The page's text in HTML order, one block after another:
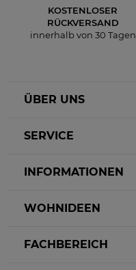
KOSTENLOSER
RÜCKVERSAND
innerhalb von 30 Tagen
ÜBER UNS
SERVICE
INFORMATIONEN
WOHNIDEEN
FACHBEREICH